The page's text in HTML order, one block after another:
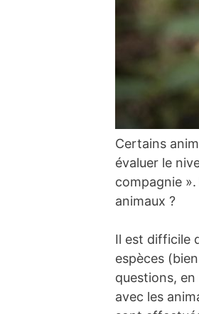
Certains
évaluer le
compagnie
animaux ?
Il est difficile
espèces
questions,
avec les